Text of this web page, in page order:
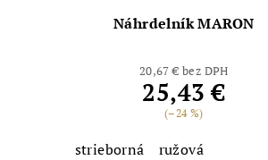
Náhrdelník MARON
20,67 € bez DPH
25,43 €
(–24 %)
strieborná
ružová